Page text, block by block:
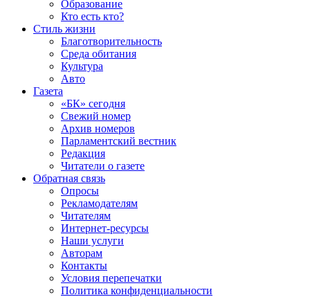
Образование
Кто есть кто?
Стиль жизни
Благотворительность
Среда обитания
Культура
Авто
Газета
«БК» сегодня
Свежий номер
Архив номеров
Парламентский вестник
Редакция
Читатели о газете
Обратная связь
Опросы
Рекламодателям
Читателям
Интернет-ресурсы
Наши услуги
Авторам
Контакты
Условия перепечатки
Политика конфиденциальности